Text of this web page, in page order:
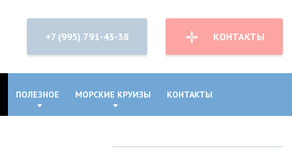
+7 (995) 791-43-38 КОНТАКТЫ
ПОЛЕЗНОЕ МОРСКИЕ КРУИЗЫ КОНТАКТЫ